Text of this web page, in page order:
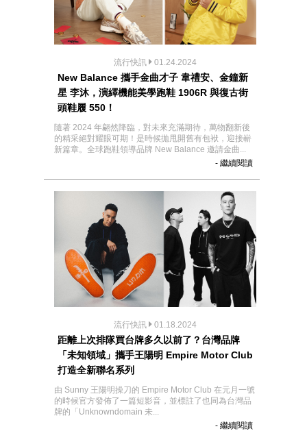
流行快訊 01.24.2024
New Balance 攜手金曲才子 韋禮安、金鐘新
星 李沐，演繹機能美學跑鞋 1906R 與復古街
頭鞋履 550！
隨著 2024 年翩然降臨，對未來充滿期待，萬物翻新後
的精采絕對耀眼可期！是時候拋甩開舊有包袱，迎接嶄
新篇章。全球跑鞋領導品牌 New Balance 邀請金曲...
- 繼續閱讀
流行快訊 01.18.2024
距離上次排隊買台牌多久以前了？台灣品牌
「未知領域」攜手王陽明 Empire Motor Club
打造全新聯名系列
由 Sunny 王陽明操刀的 Empire Motor Club 在元月一號
的時候官方發佈了一篇短影音，並標註了也同為台灣品
牌的「Unknowndomain 未...
- 繼續閱讀